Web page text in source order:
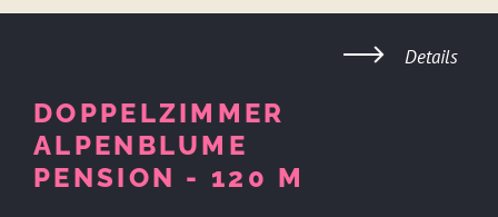
DOPPELZIMMER
ALPENBLUME
PENSION - 120 M
Details